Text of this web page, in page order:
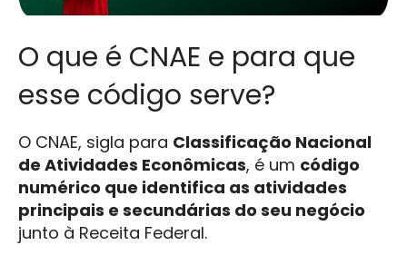
O que é CNAE e para que
esse código serve?
O CNAE, sigla para Classificação Nacional
de Atividades Econômicas, é um código
numérico que identifica as atividades
principais e secundárias do seu negócio
junto à Receita Federal.